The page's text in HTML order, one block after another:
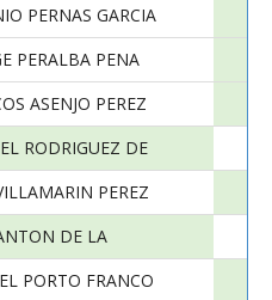
PERNAS GARCIA
PERALBA PENA
ASENJO PEREZ
RODRIGUEZ DE
PEREZ
DE LA
PORTO FRANCO